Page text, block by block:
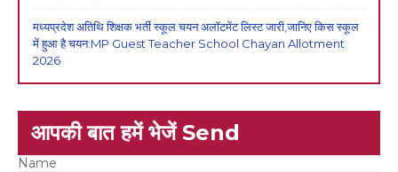
मध्यप्रदेश अतिथि शिक्षक भर्ती स्कूल चयन अलॉटमेंट लिस्ट जारी,जानिए किस स्कूल
में हुआ है चयन:MP Guest Teacher School Chayan Allotment
2026
आपकी बात हमें भेजें Send
Name